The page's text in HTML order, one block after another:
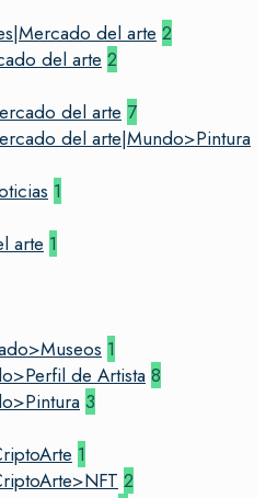
del arte 2
del arte 2
del arte 7
del arte|Mundo>Pintura
1
arte 1
1
de Artista 8
3
1
2